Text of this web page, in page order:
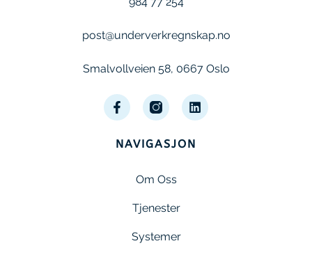
post@underverkregnskap.no
Smalvollveien 58, 0667 Oslo
NAVIGASJON
Om Oss
Tjenester
Systemer